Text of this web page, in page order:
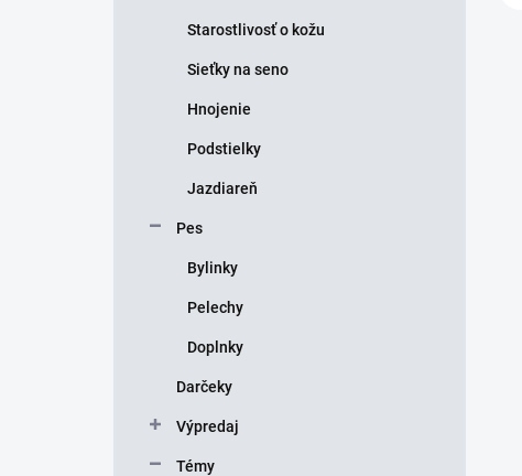
Starostlivosť o kožu
Sieťky na seno
Hnojenie
Podstielky
Jazdiareň
Pes
Bylinky
Pelechy
Doplnky
Darčeky
Výpredaj
Témy